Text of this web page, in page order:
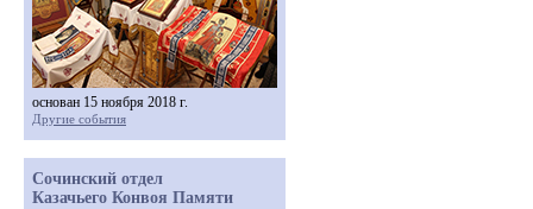
основан 15 ноября 2018 г.
Другие события
Сочинский отдел
Казачьего Конвоя Памяти